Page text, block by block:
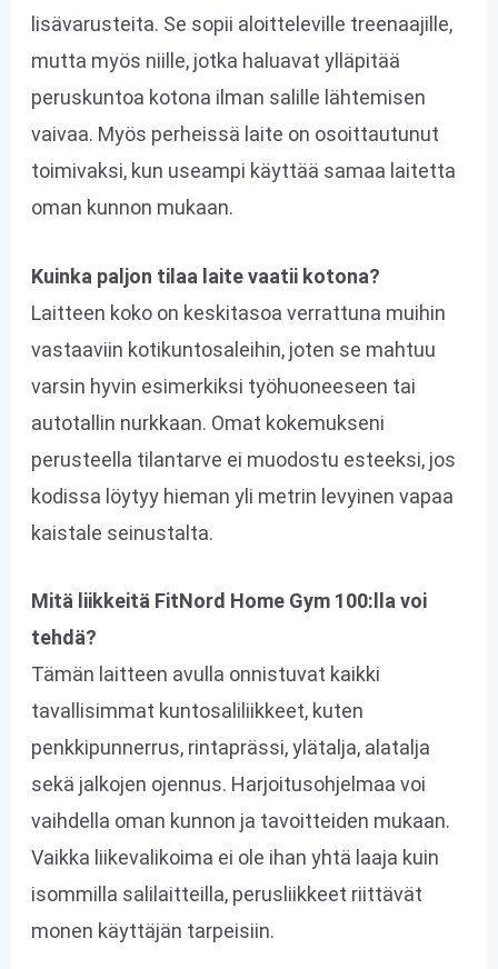
lisävarusteita. Se sopii aloitteleville treenaajille,
mutta myös niille, jotka haluavat ylläpitää
peruskuntoa kotona ilman salille lähtemisen
vaivaa. Myös perheissä laite on osoittautunut
toimivaksi, kun useampi käyttää samaa laitetta
oman kunnon mukaan.
Kuinka paljon tilaa laite vaatii kotona?
Laitteen koko on keskitasoa verrattuna muihin
vastaaviin kotikuntosaleihin, joten se mahtuu
varsin hyvin esimerkiksi työhuoneeseen tai
autotallin nurkkaan. Omat kokemukseni
perusteella tilantarve ei muodostu esteeksi, jos
kodissa löytyy hieman yli metrin levyinen vapaa
kaistale seinustalta.
Mitä liikkeitä FitNord Home Gym 100:lla voi
tehdä?
Tämän laitteen avulla onnistuvat kaikki
tavallisimmat kuntosaliliikkeet, kuten
penkkipunnerrus, rintaprässi, ylätalja, alatalja
sekä jalkojen ojennus. Harjoitusohjelmaa voi
vaihdella oman kunnon ja tavoitteiden mukaan.
Vaikka liikevalikoima ei ole ihan yhtä laaja kuin
isommilla salilaitteilla, perusliikkeet riittävät
monen käyttäjän tarpeisiin.